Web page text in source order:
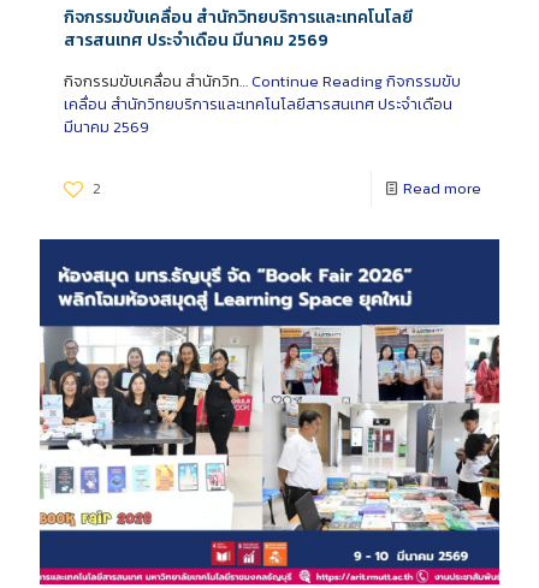
กิจกรรมขับเคลื่อน สำนักวิทยบริการและเทคโนโลยี
สารสนเทศ ประจำเดือน มีนาคม 2569
กิจกรรมขับเคลื่อน สำนักวิท… Continue Readingกิจกรรมขับ
เคลื่อน สำนักวิทยบริการและเทคโนโลยีสารสนเทศ ประจำเดือน
มีนาคม 2569
2 Read more